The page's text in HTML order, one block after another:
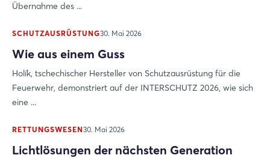
Übernahme des ...
SCHUTZAUSRÜSTUNG30. Mai 2026
Wie aus einem Guss
Holík, tschechischer Hersteller von Schutzausrüstung für die
Feuerwehr, demonstriert auf der INTERSCHUTZ 2026, wie sich
eine ...
RETTUNGSWESEN30. Mai 2026
Lichtlösungen der nächsten Generation